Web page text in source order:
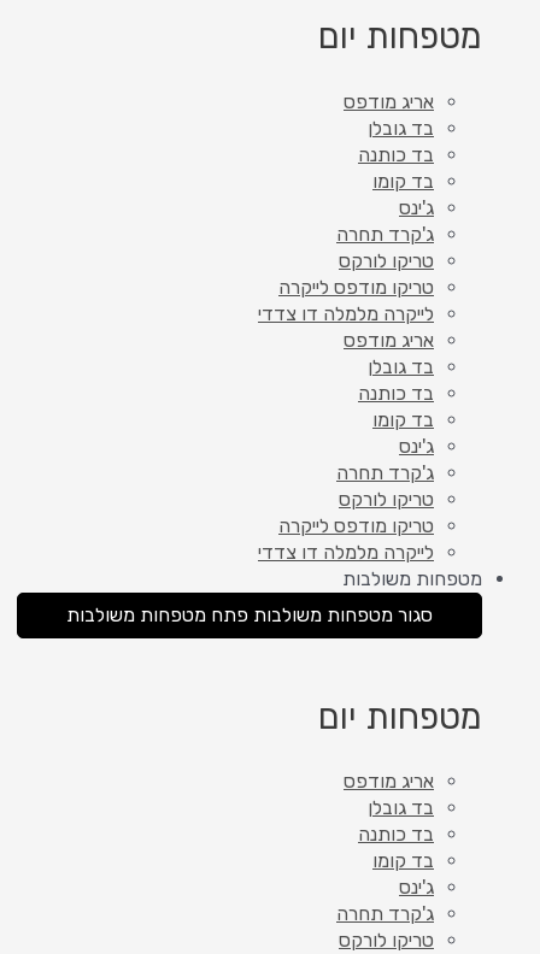
מטפחות יום
אריג מודפס
בד גובלן
בד כותנה
בד קומו
ג'ינס
ג'קרד תחרה
טריקו לורקס
טריקו מודפס לייקרה
לייקרה מלמלה דו צדדי
אריג מודפס
בד גובלן
בד כותנה
בד קומו
ג'ינס
ג'קרד תחרה
טריקו לורקס
טריקו מודפס לייקרה
לייקרה מלמלה דו צדדי
מטפחות משולבות
סגור מטפחות משולבות פתח מטפחות משולבות
מטפחות יום
אריג מודפס
בד גובלן
בד כותנה
בד קומו
ג'ינס
ג'קרד תחרה
טריקו לורקס